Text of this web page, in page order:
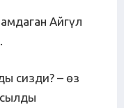
Айгүл
сизди? – өз